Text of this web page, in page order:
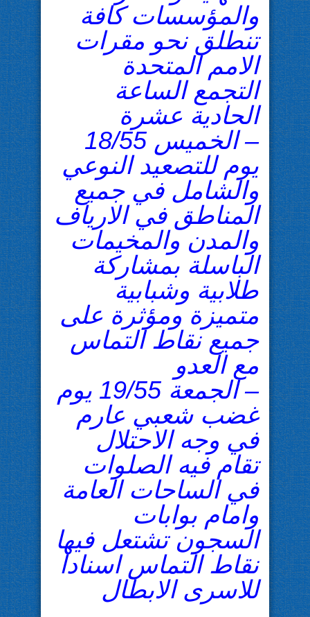
والمؤسسات كافة
تنطلق نحو مقرات
الامم المتحدة
التجمع الساعة
الحادية عشرة
– الخميس 18/55
يوم للتصعيد النوعي
والشامل في جميع
المناطق في الارياف
والمدن والمخيمات
الباسلة بمشاركة
طلابية وشبابية
متميزة ومؤثرة على
جميع نقاط التماس
مع العدو
– الجمعة 19/55 يوم
غضب شعبي عارم
في وجه الاحتلال
تقام فيه الصلوات
في الساحات العامة
وامام بوابات
السجون تشتعل فيها
نقاط التماس اسنادا
للاسرى الابطال